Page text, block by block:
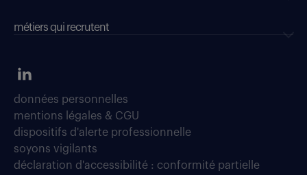
métiers qui recrutent
données personnelles
mentions légales & CGU
dispositifs d'alerte professionnelle
soyons vigilants
déclaration d'accessibilité : conformité partielle